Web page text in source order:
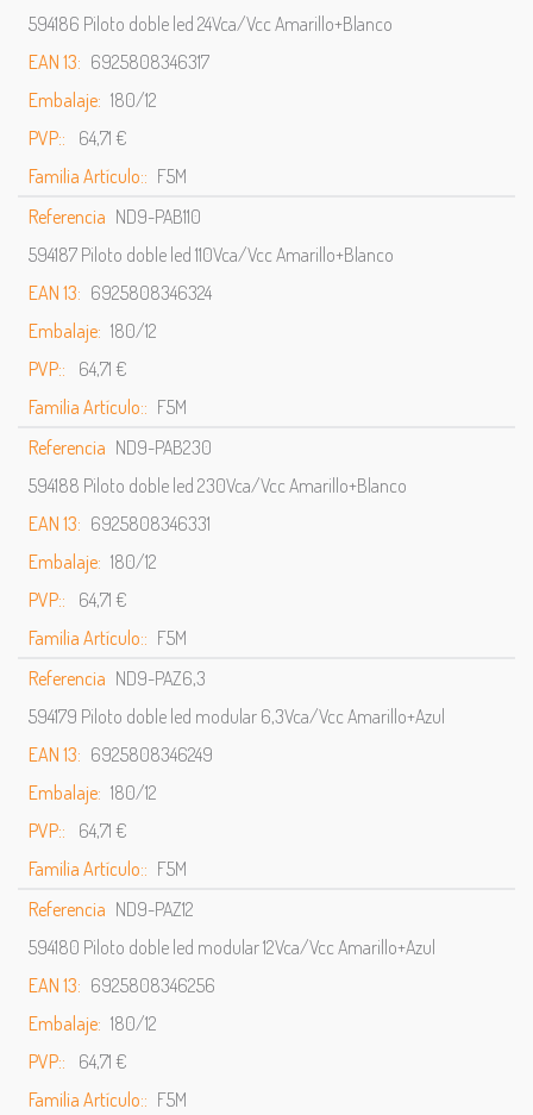
594186 Piloto doble led 24Vca/Vcc Amarillo+Blanco
EAN 13: 6925808346317
Embalaje: 180/12
PVP::
64,71 €
Familia Artículo:: F5M
Referencia ND9-PAB110
594187 Piloto doble led 110Vca/Vcc Amarillo+Blanco
EAN 13: 6925808346324
Embalaje: 180/12
PVP::
64,71 €
Familia Artículo:: F5M
Referencia ND9-PAB230
594188 Piloto doble led 230Vca/Vcc Amarillo+Blanco
EAN 13: 6925808346331
Embalaje: 180/12
PVP::
64,71 €
Familia Artículo:: F5M
Referencia ND9-PAZ6,3
594179 Piloto doble led modular 6,3Vca/Vcc Amarillo+Azul
EAN 13: 6925808346249
Embalaje: 180/12
PVP::
64,71 €
Familia Artículo:: F5M
Referencia ND9-PAZ12
594180 Piloto doble led modular 12Vca/Vcc Amarillo+Azul
EAN 13: 6925808346256
Embalaje: 180/12
PVP::
64,71 €
Familia Artículo:: F5M